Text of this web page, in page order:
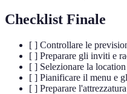
Checklist Finale
[ ] Controllare le
[ ] Preparare gli inviti e
[ ] Selezionare la
[ ] Pianificare il menu e
[ ] Preparare